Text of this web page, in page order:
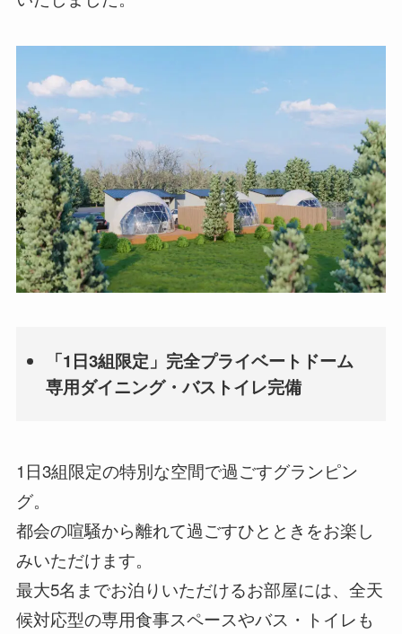
「1日3組限定」完全プライベートドーム
専用ダイニング・バストイレ完備
1日3組限定の特別な空間で過ごすグランピン
グ。
都会の喧騒から離れて過ごすひとときをお楽し
みいただけます。
最大5名までお泊りいただけるお部屋には、全天
候対応型の専用食事スペースやバス・トイレも